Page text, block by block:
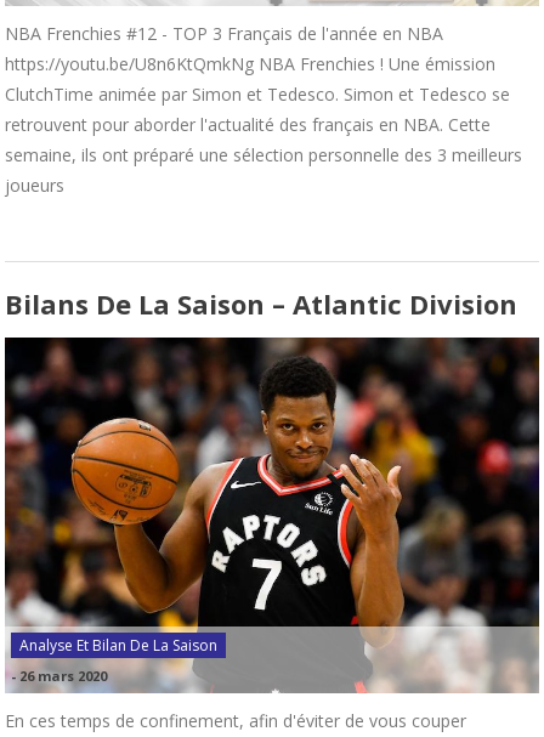
NBA Frenchies #12 - TOP 3 Français de l'année en NBA
https://youtu.be/U8n6KtQmkNg NBA Frenchies ! Une émission
ClutchTime animée par Simon et Tedesco. Simon et Tedesco se
retrouvent pour aborder l'actualité des français en NBA. Cette
semaine, ils ont préparé une sélection personnelle des 3 meilleurs
joueurs
Bilans De La Saison – Atlantic Division
Analyse Et Bilan De La Saison
- 26 mars 2020
En ces temps de confinement, afin d'éviter de vous couper